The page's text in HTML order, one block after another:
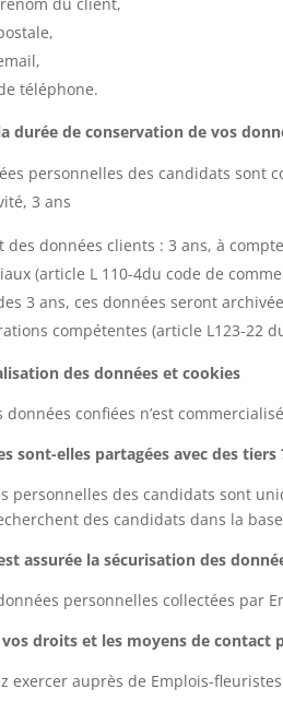
téléphone.
durée de conservation de vos
personnelles des candidats sont
3 ans
des données clients : 3 ans, à
(article L 110-4du code de
3 ans, ces données seront
compétentes (article L123-22
des données et cookies
données confiées n’est
sont-elles partagées avec des tiers
personnelles des candidats sont
des candidats dans la
assurée la sécurisation des
personnelles collectées par
droits et les moyens de contact
exercer auprès de Emplois-